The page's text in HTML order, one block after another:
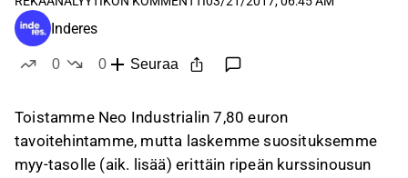
Inderes
0
0
Seuraa
Toistamme Neo Industrialin 7,80 euron
tavoitehintamme, mutta laskemme suosituksemme
myy-tasolle (aik. lisää) erittäin ripeän kurssinousun